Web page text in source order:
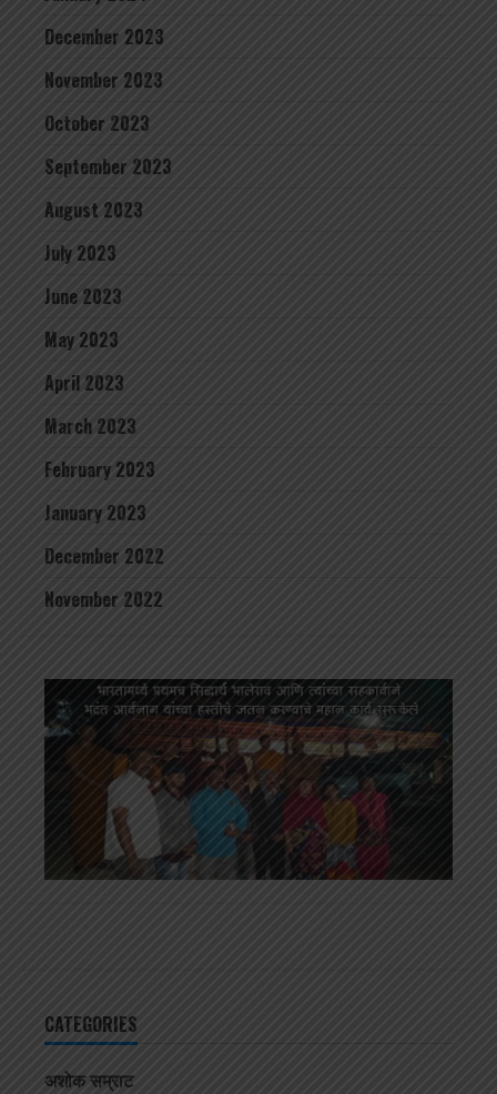
December 2023
November 2023
October 2023
September 2023
August 2023
July 2023
June 2023
May 2023
April 2023
March 2023
February 2023
January 2023
December 2022
November 2022
CATEGORIES
अशोक सम्राट